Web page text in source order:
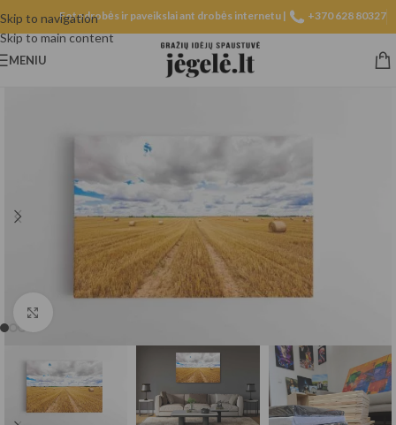
Skip to navigation
Skip to main content
Fotodrobės ir paveikslai ant drobės internetu | +370 628 80327
MENIU